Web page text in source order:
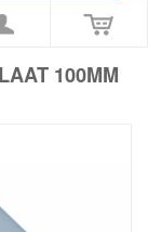
100MM